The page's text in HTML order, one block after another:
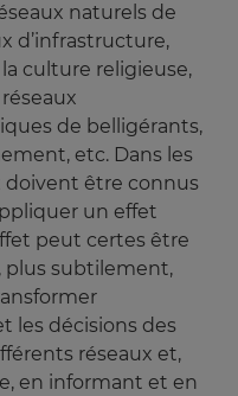
naturels de
d’infrastructure,
culture religieuse,
de belligérants,
etc. Dans les
doivent être connus
un effet
peut certes être
plus subtilement,
les décisions des
réseaux et,
en informant et en